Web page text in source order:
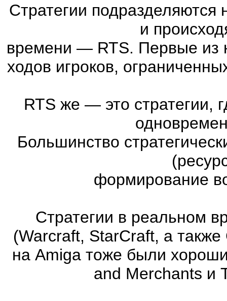
Стратегии
и
времени — RTS. Первые из
ходов игроков,
RTS же — это стратегии,
Большинство
формирование
Стратегии в реальном
(Warcraft, StarCraft, а
на Amiga тоже были
and Merchants и